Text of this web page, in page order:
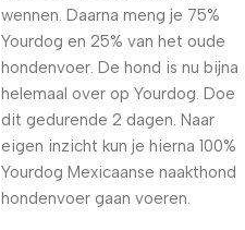
wennen. Daarna meng je 75%
Yourdog en 25% van het oude
hondenvoer. De hond is nu bijna
helemaal over op Yourdog. Doe
dit gedurende 2 dagen. Naar
eigen inzicht kun je hierna 100%
Yourdog Mexicaanse naakthond
hondenvoer gaan voeren.